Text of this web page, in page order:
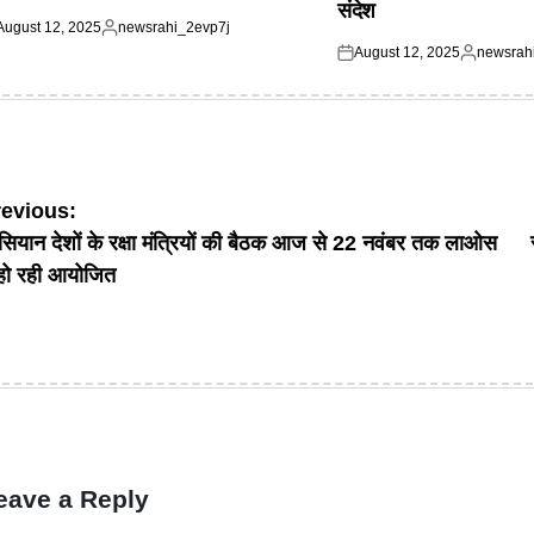
12, 2025
Posted
newsrahi_2evp7j
संदेश
Posted
August 12, 2025
Posted
देशों के रक्षा मंत्रियों की बैठक आज से 22 नवंबर तक लाओस
रही आयोजित
a Reply